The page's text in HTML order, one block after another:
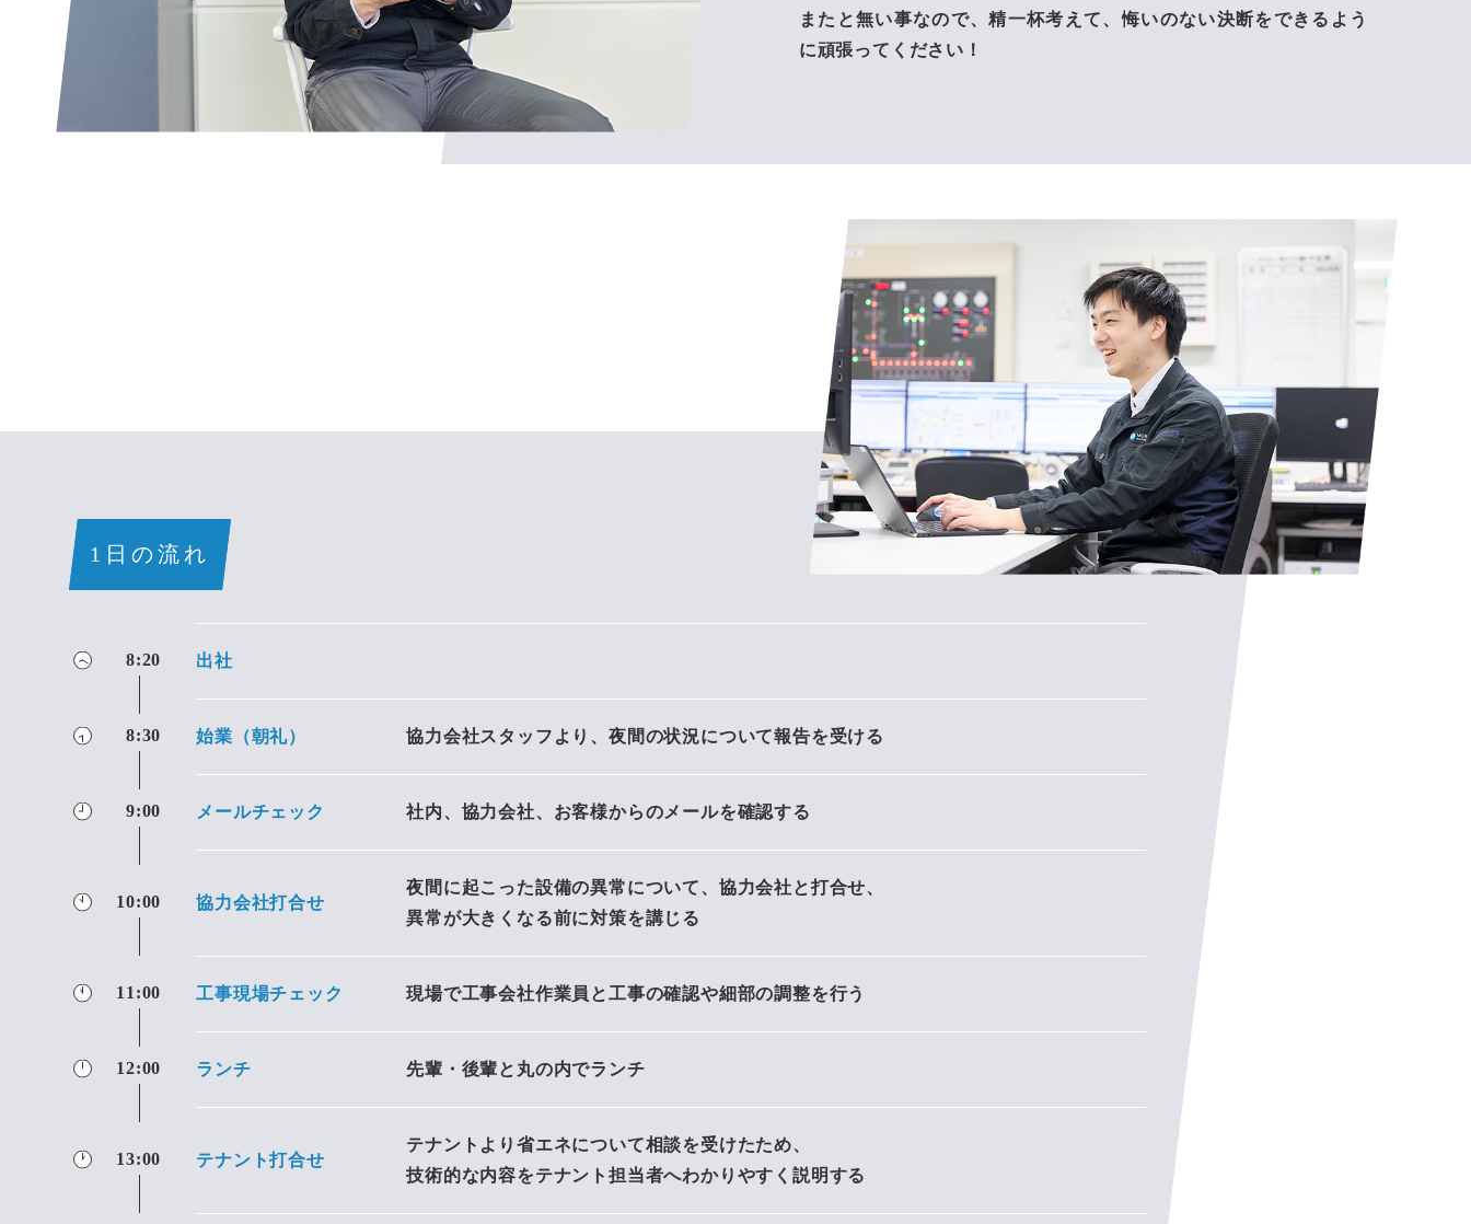
またと無い事なので、精一杯考えて、悔いのない決断をできるよう
に頑張ってください！
1日の流れ
8:20 出社
8:30 始業（朝礼） 協力会社スタッフより、夜間の状況について報告を受ける
9:00 メールチェック 社内、協力会社、お客様からのメールを確認する
10:00 協力会社打合せ
夜間に起こった設備の異常について、協力会社と打合せ、
異常が大きくなる前に対策を講じる
11:00 工事現場チェック 現場で工事会社作業員と工事の確認や細部の調整を行う
12:00 ランチ 先輩・後輩と丸の内でランチ
13:00 テナント打合せ
テナントより省エネについて相談を受けたため、
技術的な内容をテナント担当者へわかりやすく説明する